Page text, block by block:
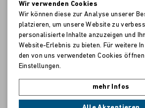
Wir verwenden Cookies
Wir können diese zur Analyse unserer
platzieren, um unsere Website zu
personalisierte Inhalte anzuzeigen und
Website-Erlebnis zu bieten. Für weitere
den von uns verwendeten Cookies
Einstellungen.
mehr Infos